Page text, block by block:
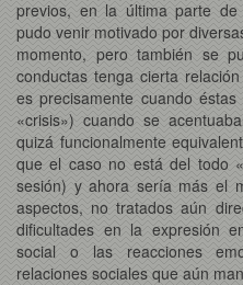
previos, en la última parte
pudo venir motivado por
momento, pero también se
conductas tenga cierta
es precisamente cuando
«crisis») cuando se
quizá funcionalmente
que el caso no está del todo
sesión) y ahora sería más el
aspectos, no tratados aún
dificultades en la expresión
social o las reacciones
relaciones sociales que aún